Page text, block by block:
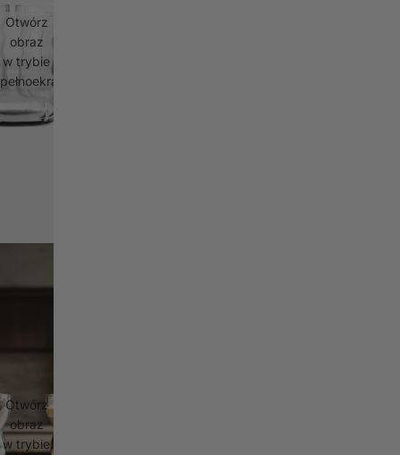
Otwórz
obraz
w trybie
pełnoekranowym
Otwórz
obraz
w trybie